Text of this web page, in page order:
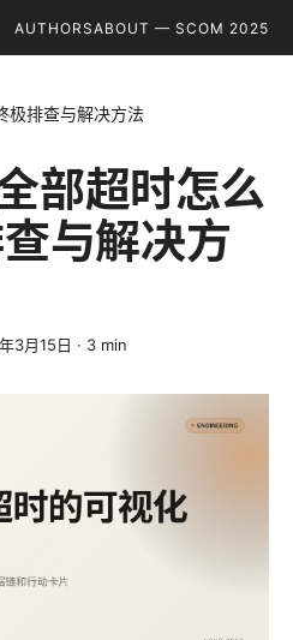
AUTHORSABOUT — SCOM 2025
极排查与解决方法
部超时怎么
与解决方
3月15日 · 3 min